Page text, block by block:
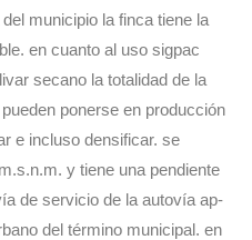
municipio la finca tiene la
en cuanto al uso sigpac
secano la totalidad de la
ponerse en producción
e incluso densificar. se
y tiene una pendiente
de servicio de la autovía ap-
del término municipal. en